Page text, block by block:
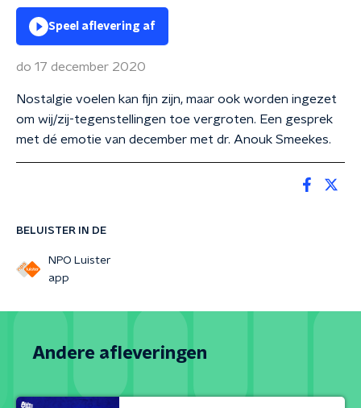
BELUISTER IN DE
NPO Luister
app
Speel aflevering af
do 17 december 2020
Nostalgie voelen kan fijn zijn, maar ook worden ingezet
om wij/zij-tegenstellingen toe vergroten. Een gesprek
met dé emotie van december met dr. Anouk Smeekes.
Andere afleveringen